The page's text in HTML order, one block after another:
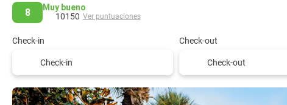
8
Muy bueno
10150 Ver puntuaciones
Check-in Check-out